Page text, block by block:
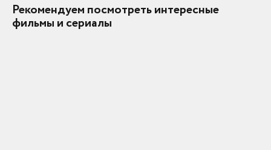
Рекомендуем посмотреть интересные
фильмы и сериалы